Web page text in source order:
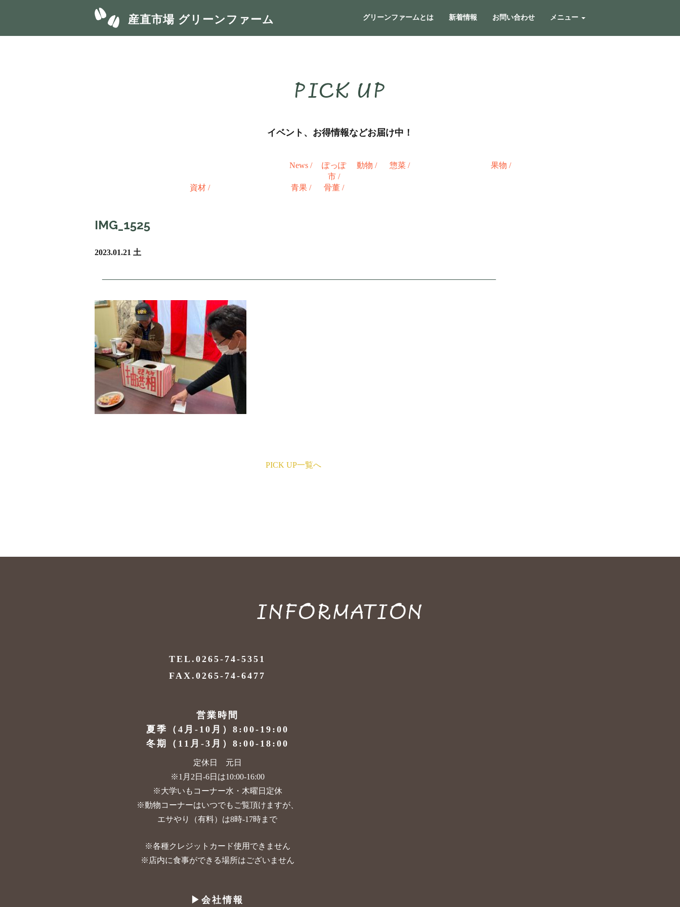
産直市場 グリーンファーム グリーンファームとは 新着情報 お問い合わせ メニュー
PICK UP
イベント、お得情報などお届け中！
News /
ぽっぽ
市 /
動物 / 惣菜 / 果物 /
資材 / 青果 / 骨董 /
IMG_1525
2023.01.21 土
PICK UP一覧へ
INFORMATION
TEL.0265-74-5351
FAX.0265-74-6477
営業時間
夏季（4月-10月） 8:00-19:00
冬期（11月-3月） 8:00-18:00
定休日 元日
※1月2日-6日は10:00-16:00
※大学いもコーナー水・木曜日定休
※動物コーナーはいつでもご覧頂けますが、
エサやり（有料）は8時-17時まで
※各種クレジットカード使用できません
※店内に食事ができる場所はございません
▶︎会社情報